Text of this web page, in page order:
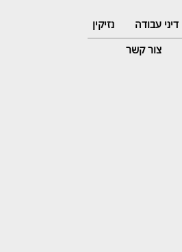
דיני עבודה
נזיקין
צור קשר